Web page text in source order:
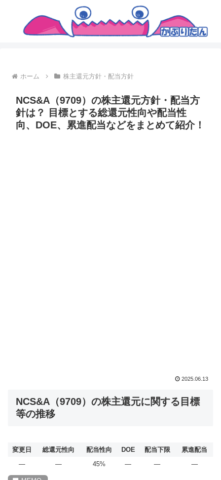
ホーム 株主還元方針・配当方針
NCS&A（9709）の株主還元方針・配当方
針は？ 目標とする総還元性向や配当性
向、DOE、累進配当などをまとめて紹介！
2025.06.13
NCS&A（9709）の株主還元に関する目標
等の推移
変更日 総還元性向 配当性向 DOE 配当下限
累進配当
―
― 45% ― ― ―